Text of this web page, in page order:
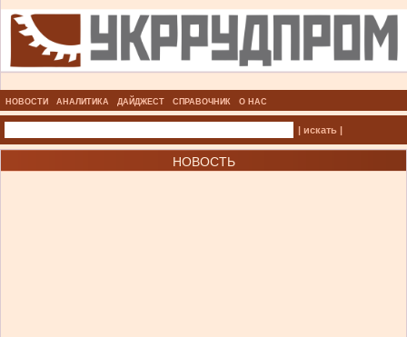
НОВОСТИ АНАЛИТИКА ДАЙДЖЕСТ СПРАВОЧНИК О НАС
| искать |
НОВОСТЬ